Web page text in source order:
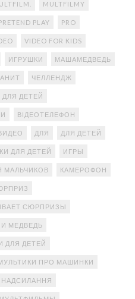
MULTFILMY
PLAY PRO
VIDEO FOR KIDS
ИГРУШКИ МАШАМЕДВЕДЬ
ЧЕЛЛЕНДЖ
ДЛЯ ДЕТЕЙ
ВІДЕОТЕЛЕФОН
ДЛЯ ДЛЯ ДЕТЕЙ
ДЛЯ ДЕТЕЙ ИГРЫ
МАЛЬЧИКОВ КАМЕРОФОН
СЮРПРИЗЫ
МЕДВЕДЬ
ДЛЯ ДЕТЕЙ
ПРО МАШИНКИ
НАДСИЛАННЯ